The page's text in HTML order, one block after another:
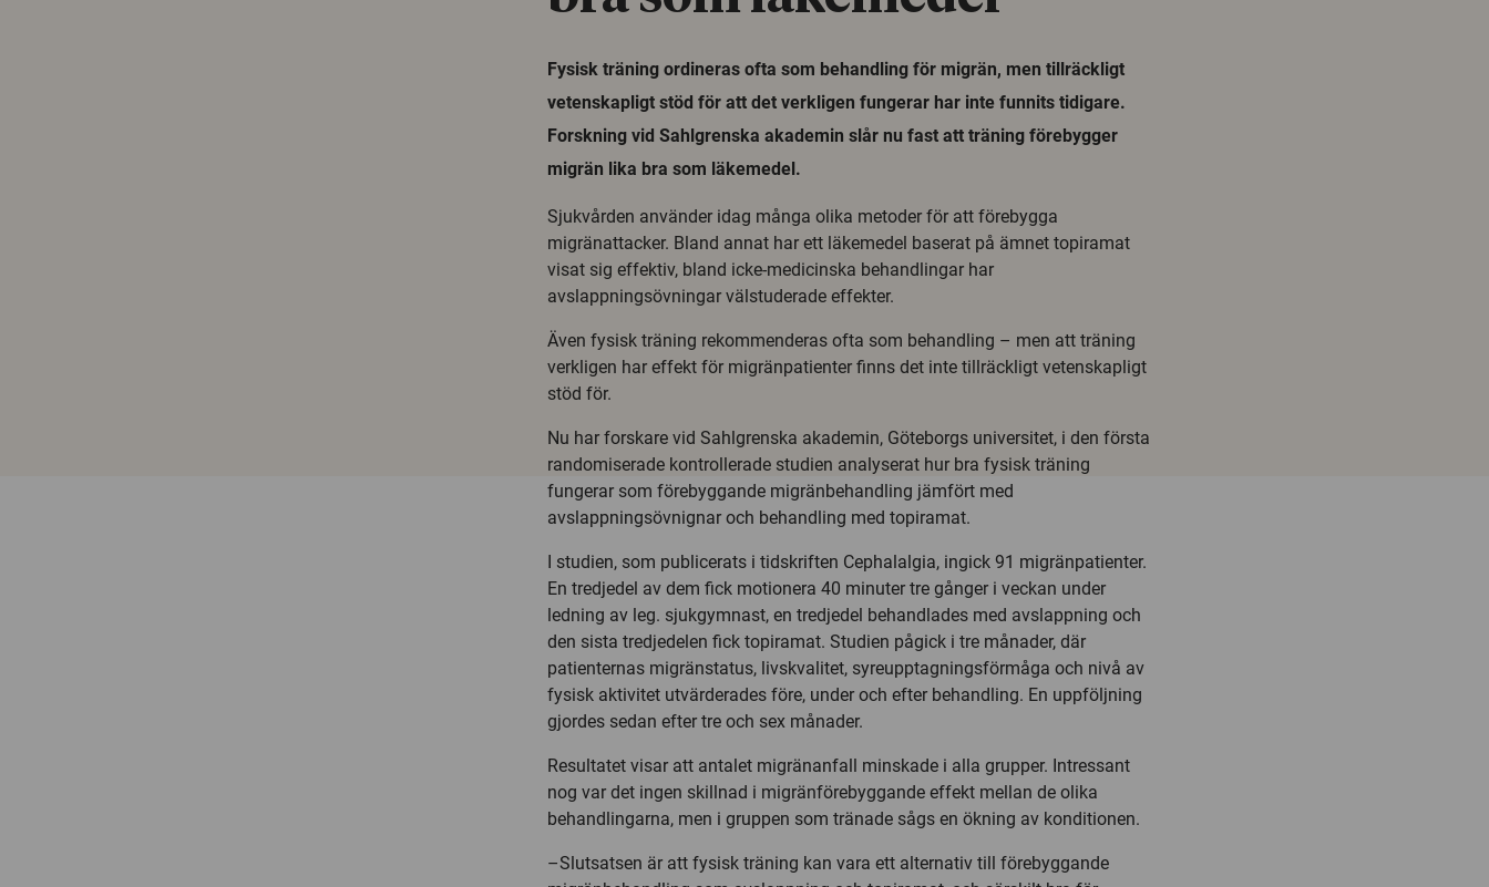
Fysisk träning ordineras ofta som behandling för migrän, men tillräckligt
vetenskapligt stöd för att det verkligen fungerar har inte funnits tidigare.
Forskning vid Sahlgrenska akademin slår nu fast att träning förebygger
migrän lika bra som läkemedel.
Sjukvården använder idag många olika metoder för att förebygga
migränattacker. Bland annat har ett läkemedel baserat på ämnet topiramat
visat sig effektiv, bland icke-medicinska behandlingar har
avslappningsövningar välstuderade effekter.
Även fysisk träning rekommenderas ofta som behandling – men att träning
verkligen har effekt för migränpatienter finns det inte tillräckligt vetenskapligt
stöd för.
Nu har forskare vid Sahlgrenska akademin, Göteborgs universitet, i den första
randomiserade kontrollerade studien analyserat hur bra fysisk träning
fungerar som förebyggande migränbehandling jämfört med
avslappningsövnignar och behandling med topiramat.
I studien, som publicerats i tidskriften Cephalalgia, ingick 91 migränpatienter.
En tredjedel av dem fick motionera 40 minuter tre gånger i veckan under
ledning av leg. sjukgymnast, en tredjedel behandlades med avslappning och
den sista tredjedelen fick topiramat. Studien pågick i tre månader, där
patienternas migränstatus, livskvalitet, syreupptagningsförmåga och nivå av
fysisk aktivitet utvärderades före, under och efter behandling. En uppföljning
gjordes sedan efter tre och sex månader.
Resultatet visar att antalet migränanfall minskade i alla grupper. Intressant
nog var det ingen skillnad i migränförebyggande effekt mellan de olika
behandlingarna, men i gruppen som tränade sågs en ökning av konditionen.
–Slutsatsen är att fysisk träning kan vara ett alternativ till förebyggande